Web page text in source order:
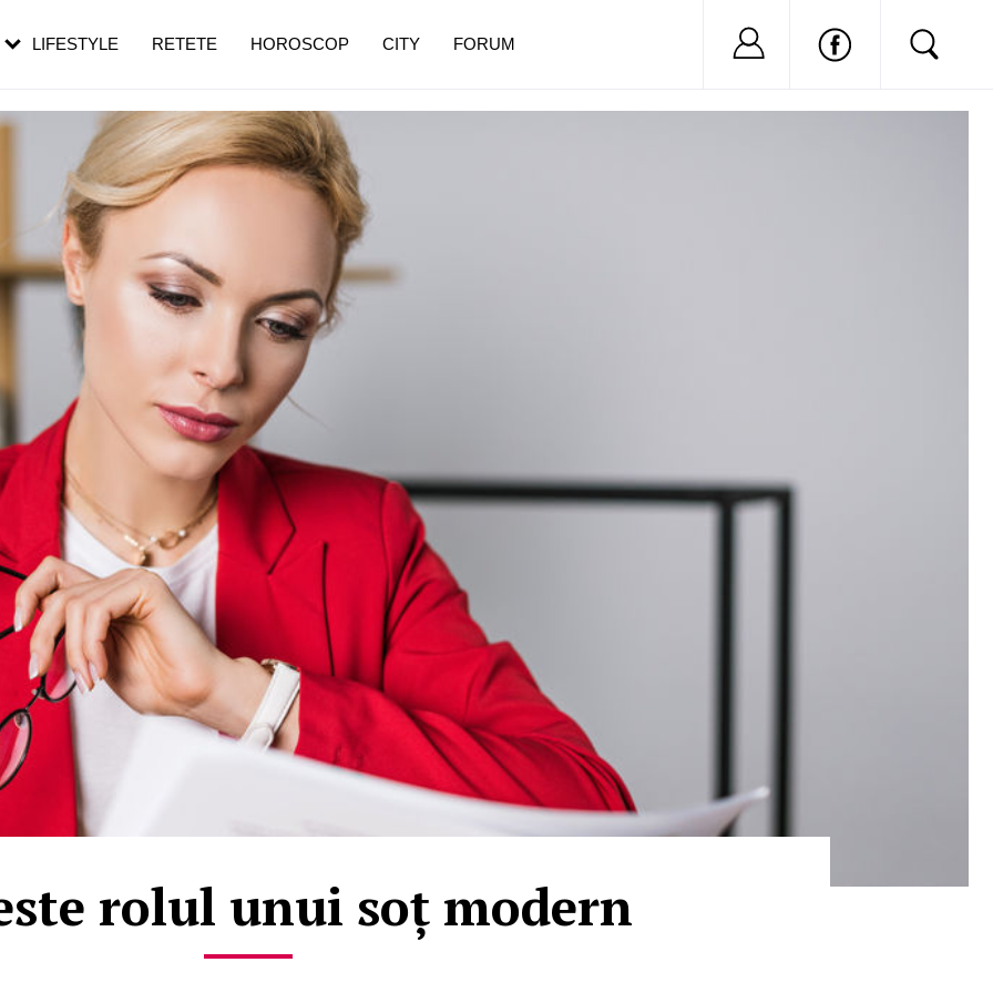
rolul unui soț modern
LIFESTYLE RETETE HOROSCOP CITY FORUM Nu ai cont?
pe măsură ce înaintezi în vârstă